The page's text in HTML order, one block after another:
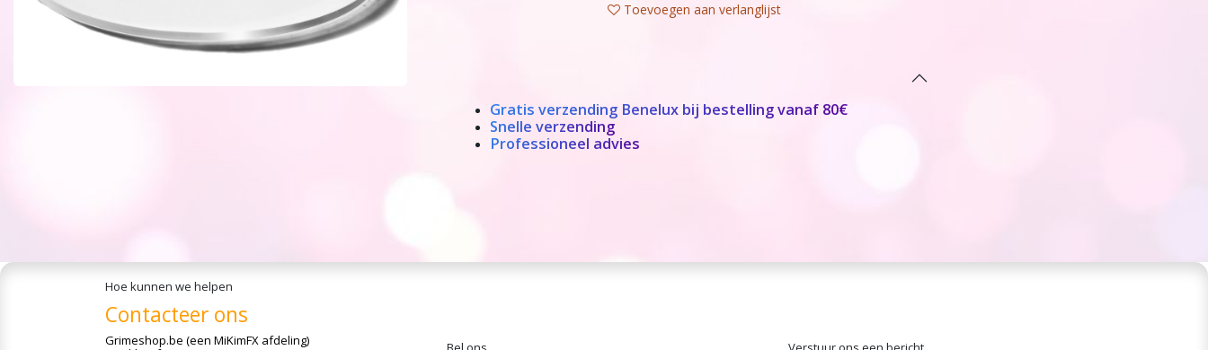
Toevoegen aan verlanglijst
Gratis verzending Benelux bij bestelling vanaf 80€
Snelle verzending
Professioneel advies
Hoe kunnen we helpen
Contacteer ons
Grimeshop.be (een MiKimFX afdeling)